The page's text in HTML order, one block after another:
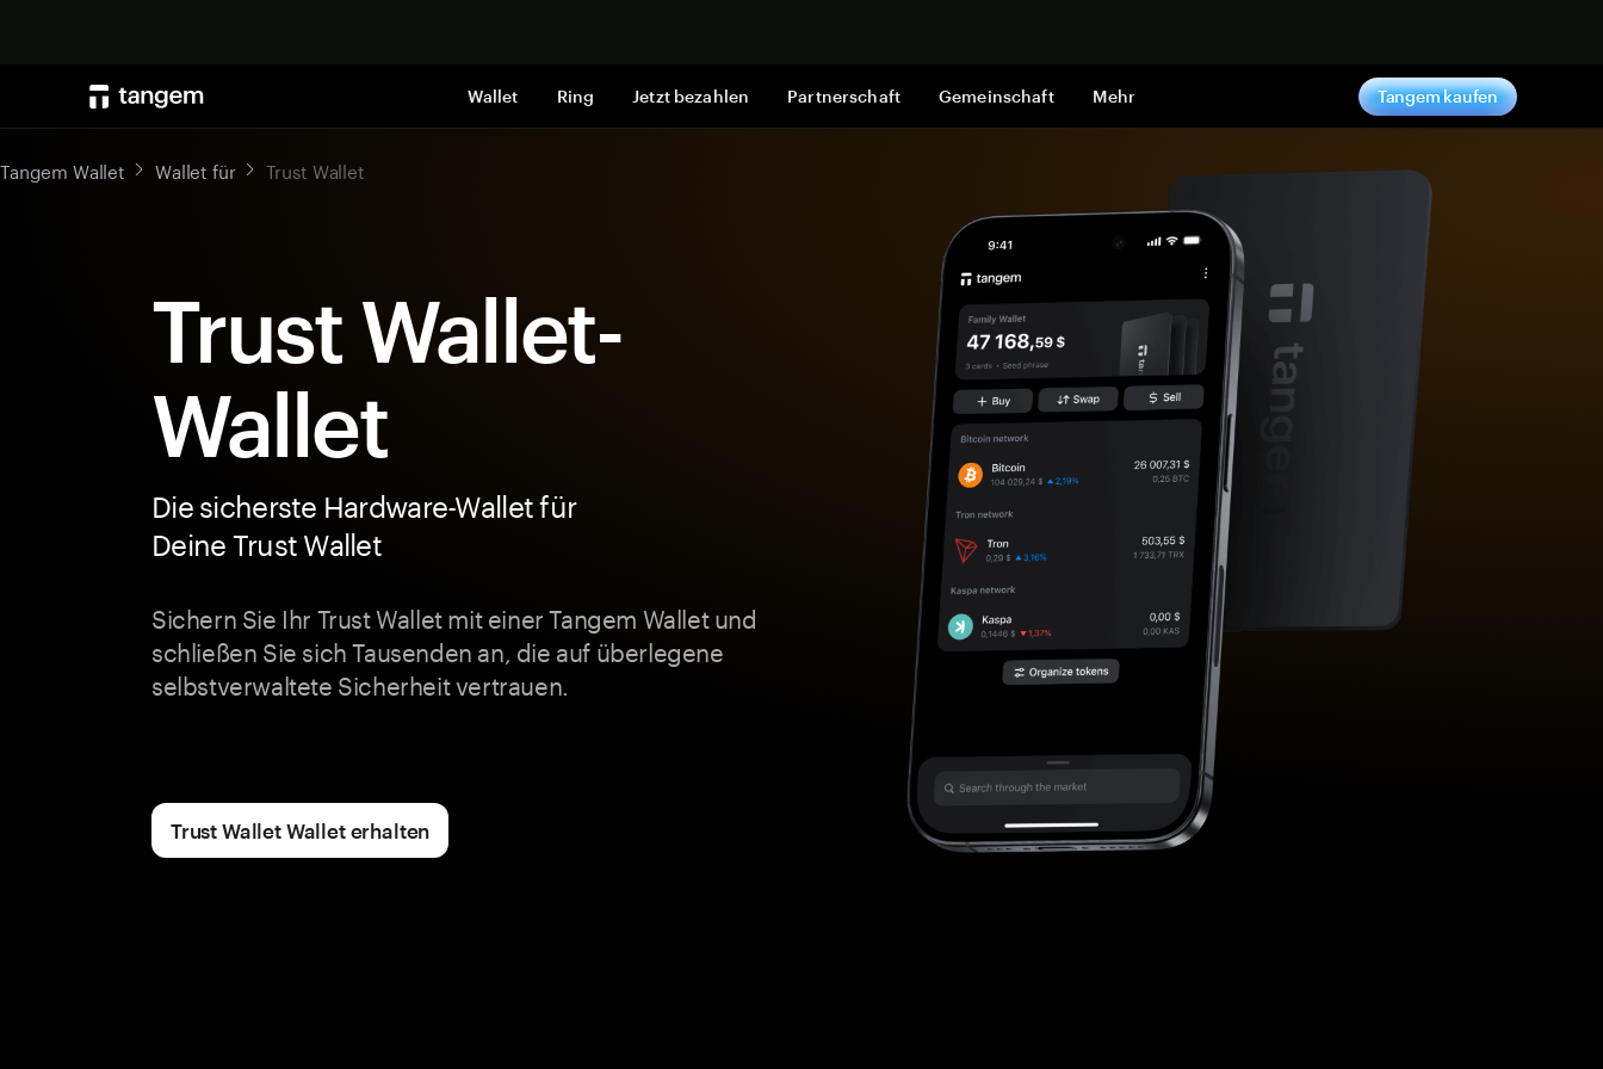
Wallet Ring Jetzt bezahlen Partnerschaft Gemeinschaft Mehr Tangem kaufen
Tangem Wallet Wallet für Trust Wallet
Trust Wallet-
Wallet
Die sicherste Hardware-Wallet für
Deine Trust Wallet
Sichern Sie Ihr Trust Wallet mit einer Tangem Wallet und
schließen Sie sich Tausenden an, die auf überlegene
selbstverwaltete Sicherheit vertrauen.
Trust Wallet Wallet erhalten